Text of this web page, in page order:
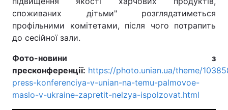
споживаних дітьми" розглядатиметься
профільними комітетами, після чого потрапить
до сесійної зали.
Фото-новини з
пресконференції: https://photo.unian.ua/theme/
press-konferenciya-v-unian-na-temu-palmovoe-
maslo-v-ukraine-zapretit-nelzya-ispolzovat.html